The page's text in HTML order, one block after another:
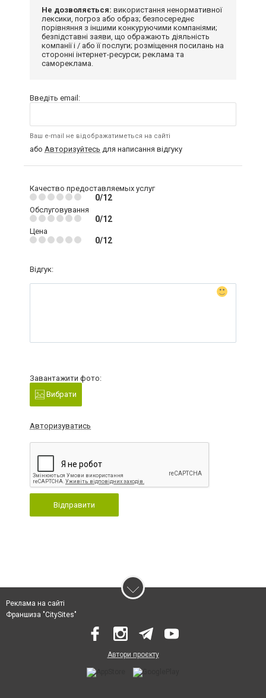
Не дозволяється: використання ненормативної
лексики, погроз або образ; безпосереднє
порівняння з іншими конкуруючими компаніями;
безпідставні заяви, що ображають діяльність
компанії і / або її послуги; розміщення посилань на
сторонні інтернет-ресурси; реклама та
самореклама.
Введіть email:
Ваш e-mail не відображатиметься на сайті
або Авторизуйтесь для написання відгуку
Качество предоставляемых услуг
0/12
Обслуговування
0/12
Цена
0/12
Відгук:
Завантажити фото:
Вибрати
Авторизуватись
Відправити
Реклама на сайті
Франшиза "CitySites"
Автори проєкту